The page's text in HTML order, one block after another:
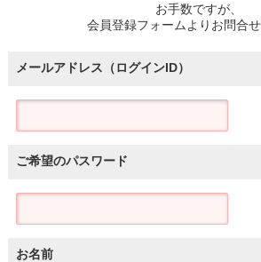
お手数ですが、
会員登録フォームよりお問合せ
メールアドレス（ログインID）
ご希望のパスワード
お名前